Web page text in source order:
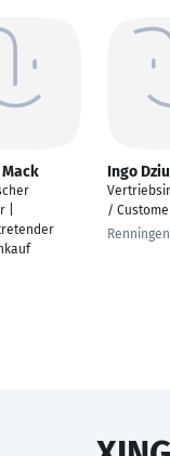
|
Ingo
/
Renningen